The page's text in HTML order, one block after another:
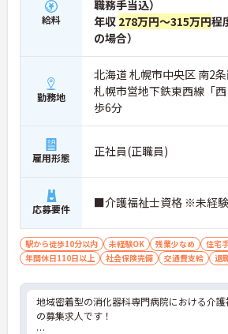
給料
職務手当込）
年収 278万円～315万円程
の場合）
勤務地
北海道 札幌市中央区 南2
札幌市営地下鉄東西線「
歩6分
雇用形態 正社員(正職員)
応募要件 ■介護福祉士資格 ※未経
駅から徒歩10分以内 未経験OK 残業少なめ
住宅
年間休日110日以上
社会保険完備 交通費支給 退
地域密着型の消化器科専門病院における介護
の募集求人です！